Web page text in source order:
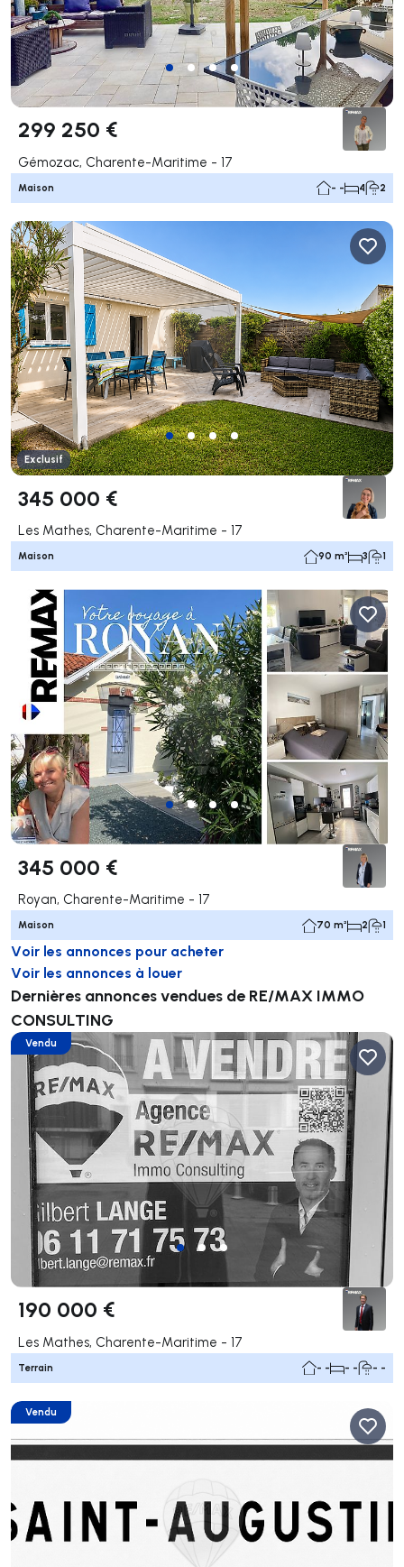
299 250 €
Gémozac, Charente-Maritime - 17
Maison - - 4 2
Exclusif
345 000 €
Les Mathes, Charente-Maritime - 17
Maison 90 m² 3 1
345 000 €
Royan, Charente-Maritime - 17
Maison 70 m² 2 1
Voir les annonces pour acheter
Voir les annonces à louer
Dernières annonces vendues de RE/MAX IMMO
CONSULTING
Vendu
190 000 €
Les Mathes, Charente-Maritime - 17
Terrain - - - - - -
Vendu